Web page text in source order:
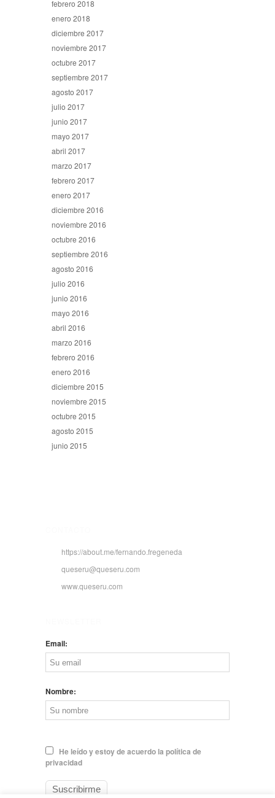
febrero 2018
enero 2018
diciembre 2017
noviembre 2017
octubre 2017
septiembre 2017
agosto 2017
julio 2017
junio 2017
mayo 2017
abril 2017
marzo 2017
febrero 2017
enero 2017
diciembre 2016
noviembre 2016
octubre 2016
septiembre 2016
agosto 2016
julio 2016
junio 2016
mayo 2016
abril 2016
marzo 2016
febrero 2016
enero 2016
diciembre 2015
noviembre 2015
octubre 2015
agosto 2015
junio 2015
https://about.me/fernando.fregeneda
queseru@queseru.com
www.queseru.com
Email:
Nombre:
He leído y estoy de acuerdo la política de
privacidad